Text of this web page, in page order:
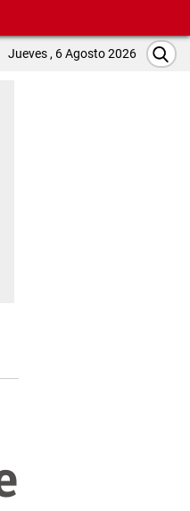
Jueves , 6 Agosto 2026